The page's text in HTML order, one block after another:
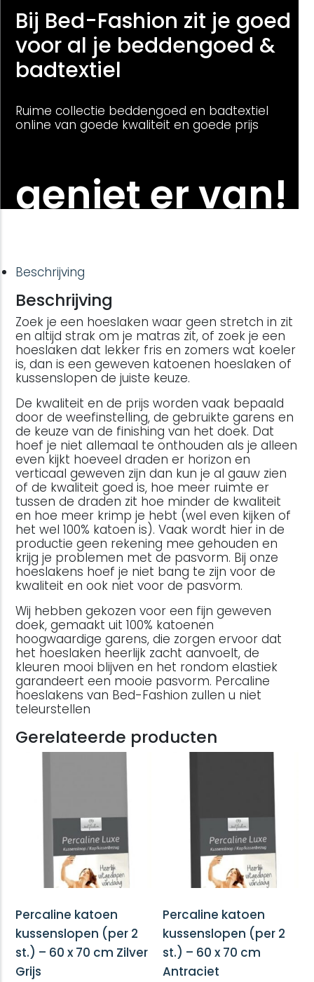
Bij Bed-Fashion zit je goed
voor al je beddengoed &
badtextiel
Ruime collectie beddengoed en badtextiel
online van goede kwaliteit en goede prijs
geniet er van!
Beschrijving
Beschrijving
Zoek je een hoeslaken waar geen stretch in zit
en altijd strak om je matras zit, of zoek je een
hoeslaken dat lekker fris en zomers wat koeler
is, dan is een geweven katoenen hoeslaken of
kussenslopen de juiste keuze.
De kwaliteit en de prijs worden vaak bepaald
door de weefinstelling, de gebruikte garens en
de keuze van de finishing van het doek. Dat
hoef je niet allemaal te onthouden als je alleen
even kijkt hoeveel draden er horizon en
verticaal geweven zijn dan kun je al gauw zien
of de kwaliteit goed is, hoe meer ruimte er
tussen de draden zit hoe minder de kwaliteit
en hoe meer krimp je hebt (wel even kijken of
het wel 100% katoen is). Vaak wordt hier in de
productie geen rekening mee gehouden en
krijg je problemen met de pasvorm. Bij onze
hoeslakens hoef je niet bang te zijn voor de
kwaliteit en ook niet voor de pasvorm.
Wij hebben gekozen voor een fijn geweven
doek, gemaakt uit 100% katoenen
hoogwaardige garens, die zorgen ervoor dat
het hoeslaken heerlijk zacht aanvoelt, de
kleuren mooi blijven en het rondom elastiek
garandeert een mooie pasvorm. Percaline
hoeslakens van Bed-Fashion zullen u niet
teleurstellen
Gerelateerde producten
Percaline katoen
kussenslopen (per 2
st.) – 60 x 70 cm Zilver
Grijs
Percaline katoen
kussenslopen (per 2
st.) – 60 x 70 cm
Antraciet